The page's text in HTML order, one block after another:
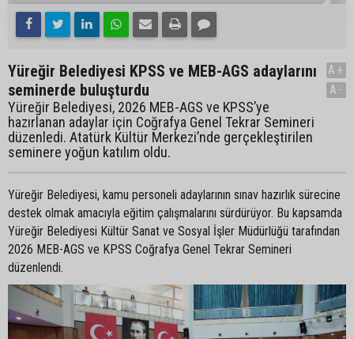
Yüreğir Belediyesi KPSS ve MEB-AGS adaylarını
seminerde buluşturdu
Yüreğir Belediyesi, 2026 MEB-AGS ve KPSS’ye
hazırlanan adaylar için Coğrafya Genel Tekrar Semineri
düzenledi. Atatürk Kültür Merkezi’nde gerçekleştirilen
seminere yoğun katılım oldu.
A+
A-
Yüreğir Belediyesi, kamu personeli adaylarının sınav hazırlık sürecine
destek olmak amacıyla eğitim çalışmalarını sürdürüyor. Bu kapsamda
Yüreğir Belediyesi Kültür Sanat ve Sosyal İşler Müdürlüğü tarafından
2026 MEB-AGS ve KPSS Coğrafya Genel Tekrar Semineri
düzenlendi.